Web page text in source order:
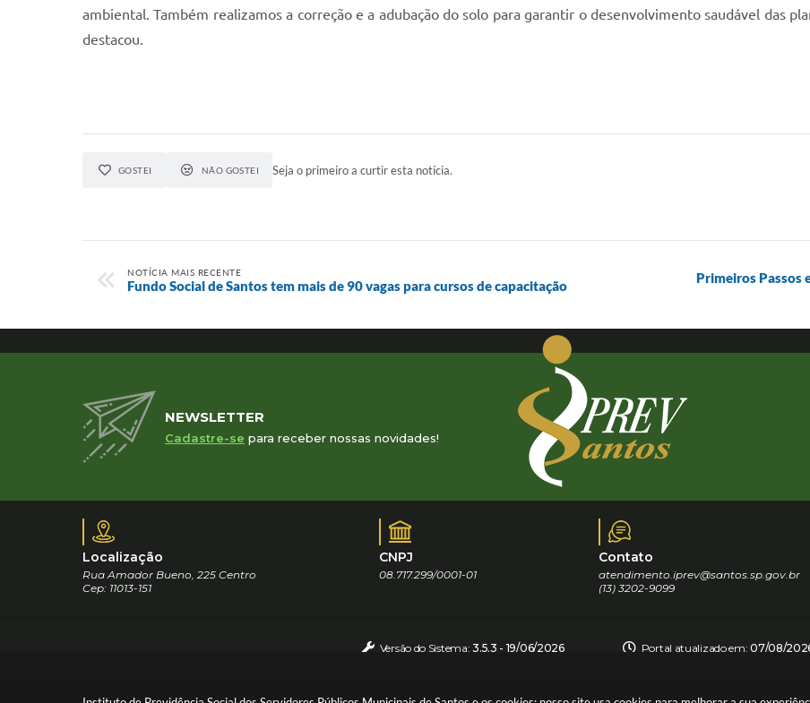
ambiental. Também realizamos a correção e a adubação do solo para garantir o desenvolvimento saudável das
destacou.
GOSTEI NÃO GOSTEI Seja o primeiro a curtir esta notícia.
NOTÍCIA MAIS RECENTE
Fundo Social de Santos tem mais de 90 vagas para cursos de capacitação
Primeiros Passos
NEWSLETTER
Cadastre-se para receber nossas novidades!
Localização
Rua Amador Bueno, 225 Centro
Cep: 11013-151
CNPJ
08.717.299/0001-01
Contato
atendimento.iprev@santos.sp.gov.br
(13) 3202-9099
Versão do Sistema:3.5.3 - 19/06/2026 Portal atualizado em:07/08/